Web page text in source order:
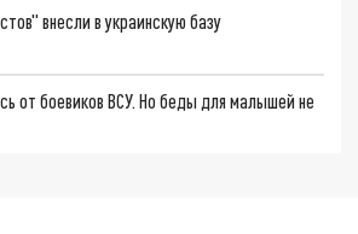
внесли в украинскую базу
от боевиков ВСУ. Но беды для малышей не